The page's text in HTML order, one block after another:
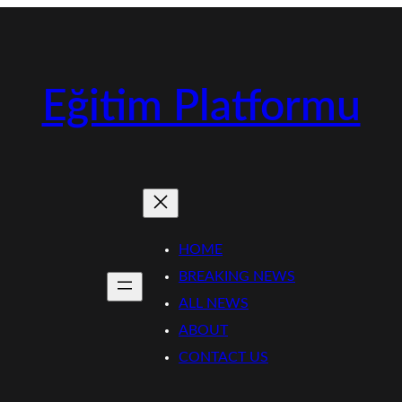
Eğitim Platformu
HOME
BREAKING NEWS
ALL NEWS
ABOUT
CONTACT US